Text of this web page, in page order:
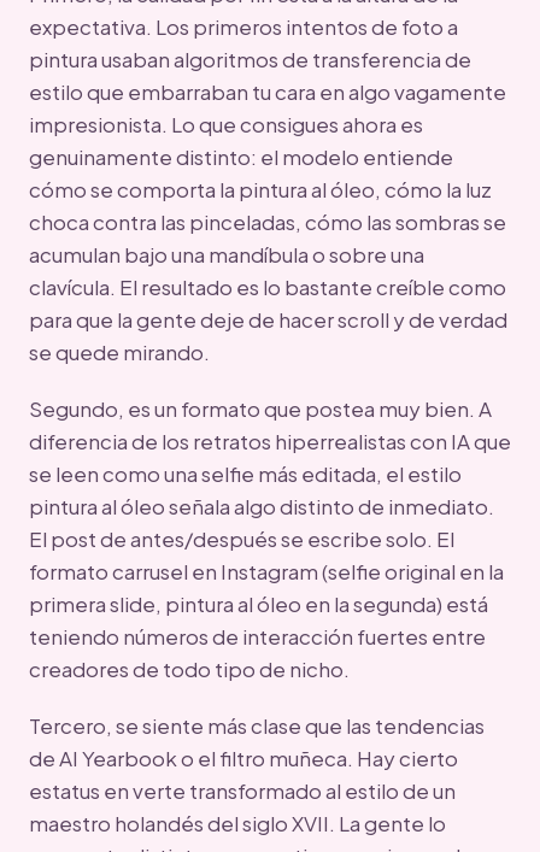
expectativa. Los primeros intentos de foto a
pintura usaban algoritmos de transferencia de
estilo que embarraban tu cara en algo vagamente
impresionista. Lo que consigues ahora es
genuinamente distinto: el modelo entiende
cómo se comporta la pintura al óleo, cómo la luz
choca contra las pinceladas, cómo las sombras se
acumulan bajo una mandíbula o sobre una
clavícula. El resultado es lo bastante creíble como
para que la gente deje de hacer scroll y de verdad
se quede mirando.
Segundo, es un formato que postea muy bien. A
diferencia de los retratos hiperrealistas con IA que
se leen como una selfie más editada, el estilo
pintura al óleo señala algo distinto de inmediato.
El post de antes/después se escribe solo. El
formato carrusel en Instagram (selfie original en la
primera slide, pintura al óleo en la segunda) está
teniendo números de interacción fuertes entre
creadores de todo tipo de nicho.
Tercero, se siente más clase que las tendencias
de AI Yearbook o el filtro muñeca. Hay cierto
estatus en verte transformado al estilo de un
maestro holandés del siglo XVII. La gente lo